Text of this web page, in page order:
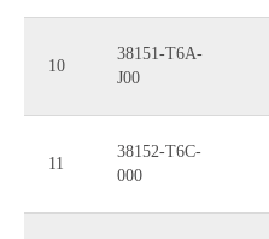
10
38151-T6A-
J00
11
38152-T6C-
000